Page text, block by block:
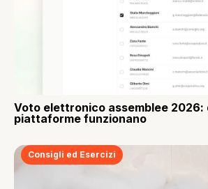
Voto elettronico assemblee 2026:
piattaforme funzionano
Consigli ed Esercizi